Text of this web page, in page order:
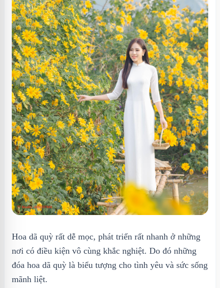
Hoa dã quỳ rất dễ mọc, phát triển rất nhanh ở những
nơi có điều kiện vô cùng khắc nghiệt. Do đó những
đóa hoa dã quỳ là biểu tượng cho tình yêu và sức sống
mãnh liệt.